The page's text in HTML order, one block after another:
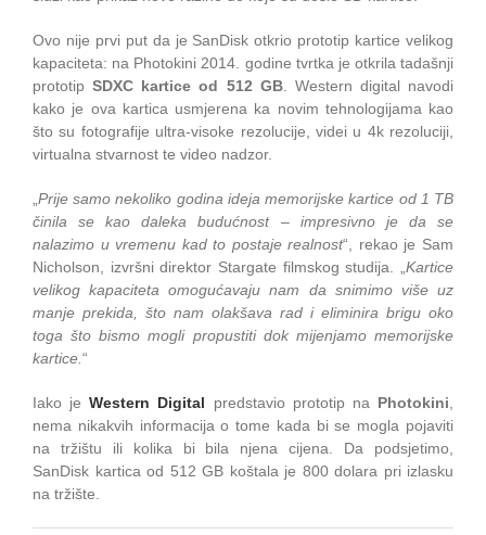
Ovo nije prvi put da je SanDisk otkrio prototip kartice velikog
kapaciteta: na Photokini 2014. godine tvrtka je otkrila tadašnji
prototipSDXC kartice od 512 GB. Western digital navodi
kako je ova kartica usmjerena ka novim tehnologijama kao
što su fotografije ultra-visoke rezolucije, videi u 4k rezoluciji,
virtualna stvarnost te video nadzor.
„Prije samo nekoliko godina ideja memorijske kartice od 1 TB
činila se kao daleka budućnost – impresivno je da se
nalazimo u vremenu kad to postaje realnost“, rekao je Sam
Nicholson, izvršni direktor Stargate filmskog studija. „Kartice
velikog kapaciteta omogućavaju nam da snimimo više uz
manje prekida, što nam olakšava rad i eliminira brigu oko
toga što bismo mogli propustiti dok mijenjamo memorijske
kartice.“
Iako jeWestern Digital predstavio prototip na Photokini,
nema nikakvih informacija o tome kada bi se mogla pojaviti
na tržištu ili kolika bi bila njena cijena. Da podsjetimo,
SanDisk kartica od 512 GB koštala je 800 dolara pri izlasku
na tržište.